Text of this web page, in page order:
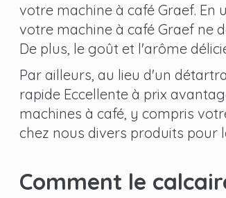
votre machine à café Graef.
votre machine à café Graef ne
De plus, le goût et l'arôme
Par ailleurs, au lieu d'un
rapide Eccellente à prix
machines à café, y compris
chez nous divers produits pour
Comment le